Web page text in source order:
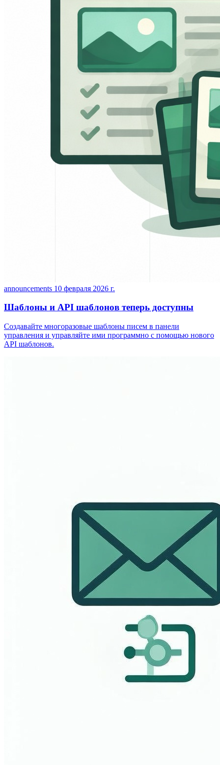
announcements 10 февраля 2026 г.
Шаблоны и API шаблонов теперь доступны
Создавайте многоразовые шаблоны писем в панели
управления и управляйте ими программно с помощью нового
API шаблонов.